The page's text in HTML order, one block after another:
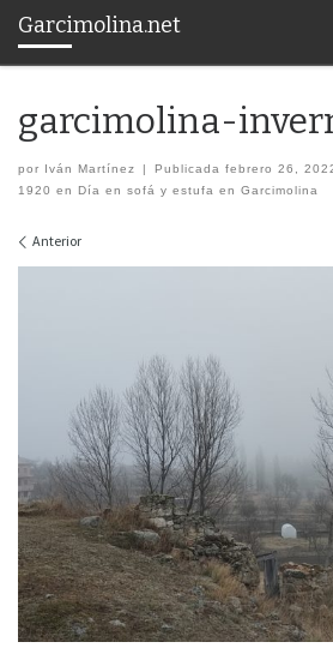
Saltar al contenido
Garcimolina.net
garcimolina-
por Iván Martínez | Publicadafebrero 26,
1920 en Día en sofá y estufa en Garcimolina
Navegación de
Anterior